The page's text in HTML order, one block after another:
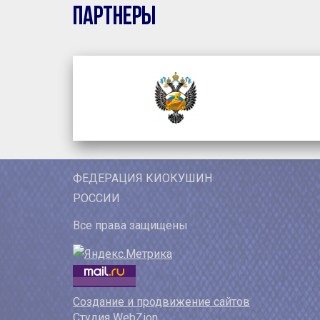
Партнеры
ФЕДЕРАЦИЯ КИОКУШИН
РОССИИ
Все права защищены
Создание и продвижение сайтов